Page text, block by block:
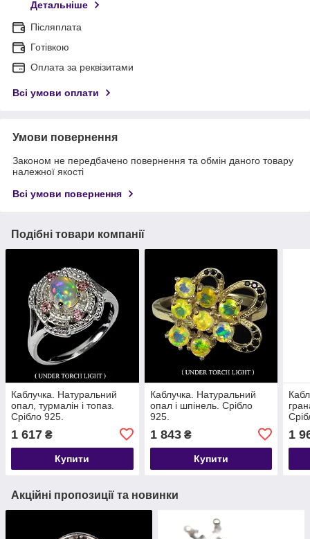
Детальніше
Післяплата
Готівкою
Оплата за реквізитами
Всі умови оплати
Умови повернення
Законом не передбачено повернення та обмін даного товару
належної якості
Всі умови повернення
Подібні товари компанії
Каблучка. Натуральний
опал, турмалін і топаз.
Срібло 925.
1 617 ₴
Купити
Каблучка. Натуральний
опал і шпінель. Срібло
925.
1 843₴
Купити
1
Акційні пропозиції та новинки